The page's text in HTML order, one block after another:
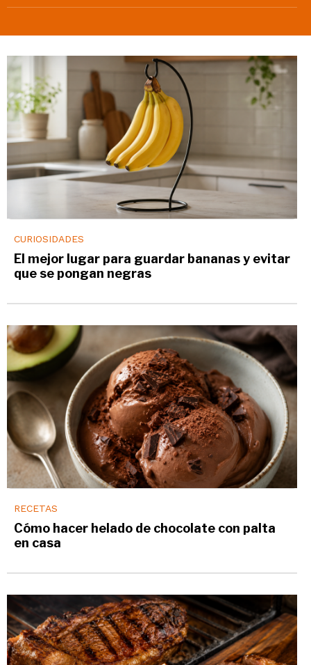
CURIOSIDADES
El mejor lugar para guardar bananas y evitar
que se pongan negras
RECETAS
Cómo hacer helado de chocolate con palta
en casa